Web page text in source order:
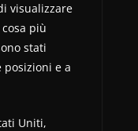
visualizzare
più
stati
e a
Uniti,